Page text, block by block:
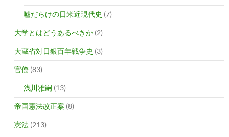
嘘だらけの日米近現代史 (7)
大学とはどうあるべきか (2)
大蔵省対日銀百年戦争史 (3)
官僚 (83)
浅川雅嗣 (13)
帝国憲法改正案 (8)
憲法 (213)